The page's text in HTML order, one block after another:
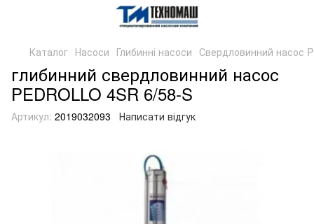
Каталог Насоси Глибинні насоси Свердловинний насос
глибинний свердловинний насос
PEDROLLO 4SR 6/58-S
Артикул: 2019032093 Написати відгук